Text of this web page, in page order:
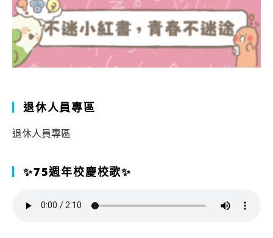
退休人員專區
退休人員專區
✨75週年校慶校歌✨